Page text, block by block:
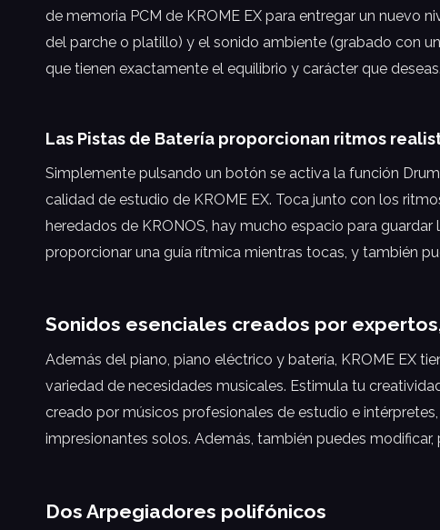
de memoria PCM de KROME EX para entregar un
del parche o platillo) y el sonido ambiente (grabado con
que tienen exactamente el equilibrio y carácter que deseas.
Las Pistas de Batería proporcionan ritmos
Simplemente pulsando un botón se activa la función
calidad de estudio de KROME EX. Toca junto con los
heredados de KRONOS, hay mucho espacio para
proporcionar una guía rítmica mientras tocas, y también
Sonidos esenciales creados por
Además del piano, piano eléctrico y batería, KROME EX
variedad de necesidades musicales. Estimula tu
creado por músicos profesionales de estudio e
impresionantes solos. Además, también puedes
Dos Arpegiadores polifónicos